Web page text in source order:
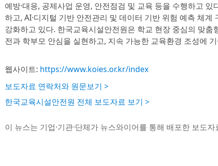
예방·대응, 공제사업 운영, 안전점검 및 교육 등을 수행하고
하고, AI·디지털 기반 안전관리 및 데이터 기반 위험 예측 체
강화하고 있다. 한국교육시설안전원은 학교 현장 중심의 맞
전과 학부모 안심을 실현하고, 지속 가능한 교육환경 조성에
웹사이트: https://www.koies.or.kr/index
보도자료 연락처와 원문보기 >
한국교육시설안전원 전체 보도자료 보기 >
이 뉴스는 기업·기관·단체가 뉴스와이어를 통해 배포한 보도